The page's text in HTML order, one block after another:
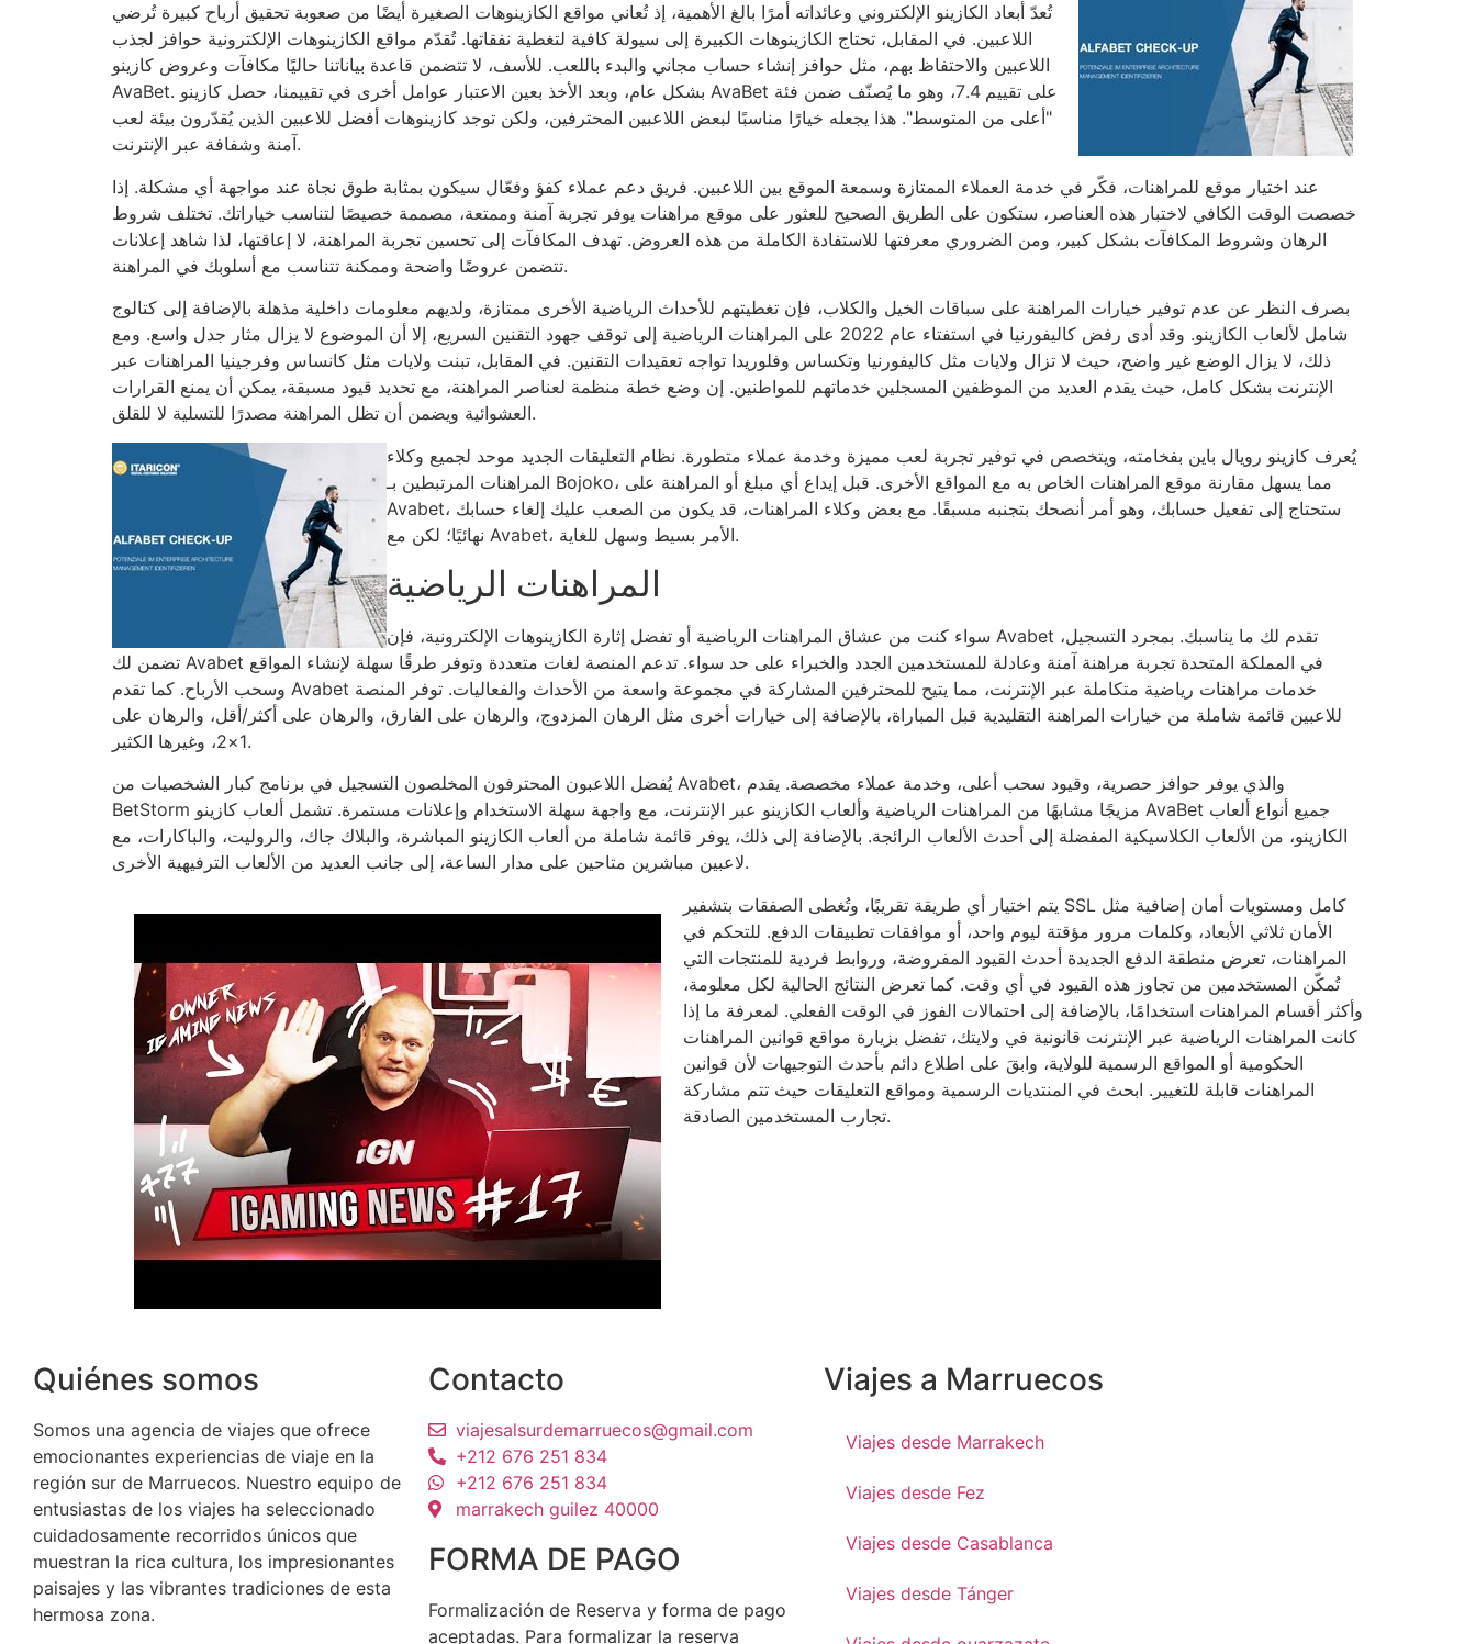
تُعدّ أبعاد الكازينو الإلكتروني وعائداته أمرًا بالغ الأهمية، إذ تُعاني مواقع الكازينوهات الصغيرة أيضًا من صعوبة تحقيق أرباح كبيرة تُرضي
اللاعبين. في المقابل، تحتاج الكازينوهات الكبيرة إلى سيولة كافية لتغطية نفقاتها. تُقدّم مواقع الكازينوهات الإلكترونية حوافز لجذب
اللاعبين والاحتفاظ بهم، مثل حوافز إنشاء حساب مجاني والبدء باللعب. للأسف، لا تتضمن قاعدة بياناتنا حاليًا مكافآت وعروض كازينو
AvaBet. بشكل عام، وبعد الأخذ بعين الاعتبار عوامل أخرى في تقييمنا، حصل كازينو AvaBet على تقييم 7.4، وهو ما يُصنّف ضمن فئة
"أعلى من المتوسط". هذا يجعله خيارًا مناسبًا لبعض اللاعبين المحترفين، ولكن توجد كازينوهات أفضل للاعبين الذين يُقدّرون بيئة لعب
آمنة وشفافة عبر الإنترنت.
عند اختيار موقع للمراهنات، فكّر في خدمة العملاء الممتازة وسمعة الموقع بين اللاعبين. فريق دعم عملاء كفؤ وفعّال سيكون بمثابة طوق نجاة عند مواجهة أي مشكلة. إذا
خصصت الوقت الكافي لاختبار هذه العناصر، ستكون على الطريق الصحيح للعثور على موقع مراهنات يوفر تجربة آمنة وممتعة، مصممة خصيصًا لتناسب خياراتك. تختلف شروط
الرهان وشروط المكافآت بشكل كبير، ومن الضروري معرفتها للاستفادة الكاملة من هذه العروض. تهدف المكافآت إلى تحسين تجربة المراهنة، لا إعاقتها، لذا شاهد إعلانات
تتضمن عروضًا واضحة وممكنة تتناسب مع أسلوبك في المراهنة.
بصرف النظر عن عدم توفير خيارات المراهنة على سباقات الخيل والكلاب، فإن تغطيتهم للأحداث الرياضية الأخرى ممتازة، ولديهم معلومات داخلية مذهلة بالإضافة إلى كتالوج
شامل لألعاب الكازينو. وقد أدى رفض كاليفورنيا في استفتاء عام 2022 على المراهنات الرياضية إلى توقف جهود التقنين السريع، إلا أن الموضوع لا يزال مثار جدل واسع. ومع
ذلك، لا يزال الوضع غير واضح، حيث لا تزال ولايات مثل كاليفورنيا وتكساس وفلوريدا تواجه تعقيدات التقنين. في المقابل، تبنت ولايات مثل كانساس وفرجينيا المراهنات عبر
الإنترنت بشكل كامل، حيث يقدم العديد من الموظفين المسجلين خدماتهم للمواطنين. إن وضع خطة منظمة لعناصر المراهنة، مع تحديد قيود مسبقة، يمكن أن يمنع القرارات
العشوائية ويضمن أن تظل المراهنة مصدرًا للتسلية لا للقلق.
يُعرف كازينو رويال باين بفخامته، ويتخصص في توفير تجربة لعب مميزة وخدمة عملاء متطورة. نظام التعليقات الجديد موحد لجميع وكلاء
المراهنات المرتبطين بـ Bojoko، مما يسهل مقارنة موقع المراهنات الخاص به مع المواقع الأخرى. قبل إيداع أي مبلغ أو المراهنة على
Avabet، ستحتاج إلى تفعيل حسابك، وهو أمر أنصحك بتجنبه مسبقًا. مع بعض وكلاء المراهنات، قد يكون من الصعب عليك إلغاء حسابك
نهائيًا؛ لكن مع Avabet، الأمر بسيط وسهل للغاية.
المراهنات الرياضية
سواء كنت من عشاق المراهنات الرياضية أو تفضل إثارة الكازينوهات الإلكترونية، فإن Avabet تقدم لك ما يناسبك. بمجرد التسجيل،
تضمن لك Avabet في المملكة المتحدة تجربة مراهنة آمنة وعادلة للمستخدمين الجدد والخبراء على حد سواء. تدعم المنصة لغات متعددة وتوفر طرقًا سهلة لإنشاء المواقع
وسحب الأرباح. كما تقدم Avabet خدمات مراهنات رياضية متكاملة عبر الإنترنت، مما يتيح للمحترفين المشاركة في مجموعة واسعة من الأحداث والفعاليات. توفر المنصة
للاعبين قائمة شاملة من خيارات المراهنة التقليدية قبل المباراة، بالإضافة إلى خيارات أخرى مثل الرهان المزدوج، والرهان على الفارق، والرهان على أكثر/أقل، والرهان على
1×2، وغيرها الكثير.
يُفضل اللاعبون المحترفون المخلصون التسجيل في برنامج كبار الشخصيات من Avabet، والذي يوفر حوافز حصرية، وقيود سحب أعلى، وخدمة عملاء مخصصة. يقدم
BetStorm مزيجًا مشابهًا من المراهنات الرياضية وألعاب الكازينو عبر الإنترنت، مع واجهة سهلة الاستخدام وإعلانات مستمرة. تشمل ألعاب كازينو AvaBet جميع أنواع ألعاب
الكازينو، من الألعاب الكلاسيكية المفضلة إلى أحدث الألعاب الرائجة. بالإضافة إلى ذلك، يوفر قائمة شاملة من ألعاب الكازينو المباشرة، والبلاك جاك، والروليت، والباكارات، مع
لاعبين مباشرين متاحين على مدار الساعة، إلى جانب العديد من الألعاب الترفيهية الأخرى.
يتم اختيار أي طريقة تقريبًا، وتُغطى الصفقات بتشفير SSL كامل ومستويات أمان إضافية مثل
الأمان ثلاثي الأبعاد، وكلمات مرور مؤقتة ليوم واحد، أو موافقات تطبيقات الدفع. للتحكم في
المراهنات، تعرض منطقة الدفع الجديدة أحدث القيود المفروضة، وروابط فردية للمنتجات التي
تُمكّن المستخدمين من تجاوز هذه القيود في أي وقت. كما تعرض النتائج الحالية لكل معلومة،
وأكثر أقسام المراهنات استخدامًا، بالإضافة إلى احتمالات الفوز في الوقت الفعلي. لمعرفة ما إذا
كانت المراهنات الرياضية عبر الإنترنت قانونية في ولايتك، تفضل بزيارة مواقع قوانين المراهنات
الحكومية أو المواقع الرسمية للولاية، وابقَ على اطلاع دائم بأحدث التوجيهات لأن قوانين
المراهنات قابلة للتغيير. ابحث في المنتديات الرسمية ومواقع التعليقات حيث تتم مشاركة
تجارب المستخدمين الصادقة.
Quiénes somos
Somos una agencia de viajes que ofrece
emocionantes experiencias de viaje en la
región sur de Marruecos. Nuestro equipo de
entusiastas de los viajes ha seleccionado
cuidadosamente recorridos únicos que
muestran la rica cultura, los impresionantes
paisajes y las vibrantes tradiciones de esta
hermosa zona.
Contacto
viajesalsurdemarruecos@gmail.com
+212 676 251 834
+212 676 251 834
marrakech guilez 40000
FORMA DE PAGO
Formalización de Reserva y forma de pago
aceptadas. Para formalizar la reserva
Viajes a Marruecos
Viajes desde Marrakech
Viajes desde Fez
Viajes desde Casablanca
Viajes desde Tánger